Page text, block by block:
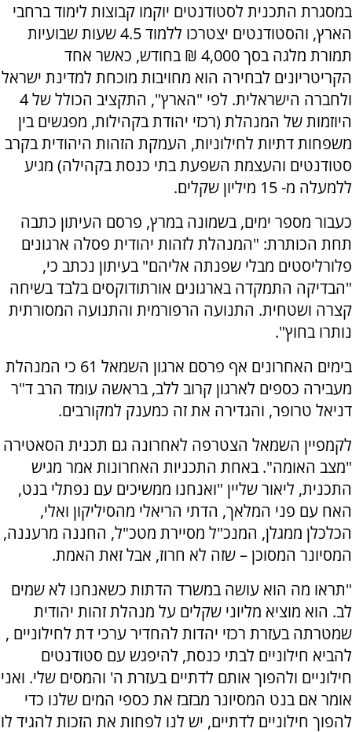
במסגרת התכנית לסטודנטים יוקמו קבוצות לימוד ברחבי
הארץ, והסטודנטים יצטרכו ללמוד 4.5 שעות שבועיות
תמורת מלגה בסך 4,000 ₪ בחודש, כאשר אחד
הקריטריונים לבחירה הוא מחויבות מוכחת למדינת ישראל
ולחברה הישראלית. לפי "הארץ", התקציב הכולל של 4
היוזמות של המנהלת (רכזי יהודת בקהילות, מפגשים בין
משפחות דתיות לחילוניות, העמקת הזהות היהודית בקרב
סטודנטים והעצמת השפעת בתי כנסת בקהילה) מגיע
ללמעלה מ- 15 מיליון שקלים.
כעבור מספר ימים, בשמונה במרץ, פרסם העיתון כתבה
תחת הכותרת: "המנהלת לזהות יהודית פסלה ארגונים
פלורליסטים מבלי שפנתה אליהם" בעיתון נכתב כי,
"הבדיקה התמקדה בארגונים אורתודוקסים בלבד בשיחה
קצרה ושטחית. התנועה הרפורמית והתנועה המסורתית
נותרו בחוץ".
בימים האחרונים אף פרסם ארגון השמאל 61 כי המנהלת
מעבירה כספים לארגון קרוב ללב, בראשה עומד הרב ד"ר
דניאל טרופר, והגדירה את זה כמענק למקורבים.
לקמפיין השמאל הצטרפה לאחרונה גם תכנית הסאטירה
"מצב האומה". באחת התכניות האחרונות אמר מגיש
התכנית, ליאור שליין "ואנחנו ממשיכים עם נפתלי בנט,
האח עם פני המלאך, הדתי הריאלי מהסיליקון ואלי,
הכלכלן ממגלן, המנכ"ל מסיירת מטכ"ל, החננה מרעננה,
המסיונר המסוכן – שזה לא חרוז, אבל זאת האמת.
"תראו מה הוא עושה במשרד הדתות כשאנחנו לא שמים
לב. הוא מוציא מליוני שקלים על מנהלת זהות יהודית
שמטרתה בעזרת רכזי יהדות להחדיר ערכי דת לחילוניים ,
להביא חילוניים לבתי כנסת, להיפגש עם סטודנטים
חילוניים ולהפוך אותם לדתיים בעזרת ה' והמסים שלי. ואני
אומר אם בנט המסיונר מבזבז את כספי המים שלנו כדי
להפוך חילוניים לדתיים, יש לנו לפחות את הזכות להגיד לו